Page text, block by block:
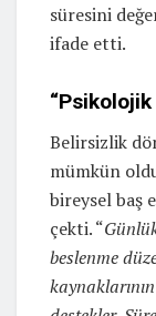
süresini
ifade etti.
“Psikolojik
Belirsizlik
mümkün
bireysel baş
çekti. “
beslenme